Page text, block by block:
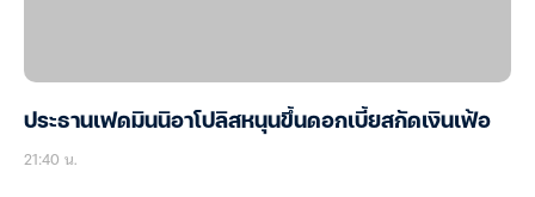
ประธานเฟดมินนิอาโปลิสหนุนขึ้นดอกเบี้ยสกัดเงินเฟ้อ
21:40 น.